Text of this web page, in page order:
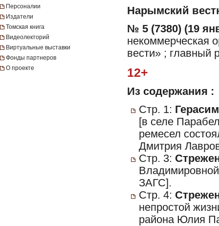
Персоналии
Издатели
Томская книга
Видеолекторий
Виртуальные выставки
Фонды партнеров
О проекте
Нарымский
№ 5 (7380) (19
некоммерческая
вести» ; главный
12+
Из содержания :
Стр. 1:
[в селе
ремесел
Дмитрия
Стр. 3:
ЗАГС].
Стр. 4:
непростой
района Юлия